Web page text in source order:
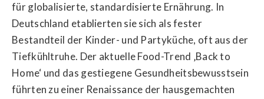
für globalisierte, standardisierte Ernährung. In
Deutschland etablierten sie sich als fester
Bestandteil der Kinder- und Partyküche, oft aus der
Tiefkühltruhe. Der aktuelle Food-Trend ‚Back to
Home‘ und das gestiegene Gesundheitsbewusstsein
führten zu einer Renaissance der hausgemachten